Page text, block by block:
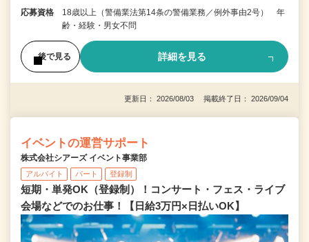
応募資格
18歳以上（警備業法第14条の警備業務／例外事由2号） 年
齢・経験・男女不問
後で見る 詳細を見る
更新日： 2026/08/03 掲載終了日： 2026/09/04
イベントの運営サポート
株式会社シアーズ イベント事業部
アルバイト パート 登録制
短期・単発OK（登録制）！コンサート・フェス・ライブ
会場などでのお仕事！【日給3万円×日払いOK】